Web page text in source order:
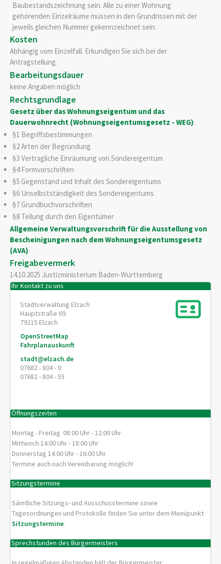
Baubestandszeichnung sein. Alle zu einer Wohnung
gehörenden Einzelräume müssen in den Grundrissen mit der
jeweils gleichen Nummer gekennzeichnet sein.
Kosten
Abhängig vom Einzelfall. Erkundigen Sie sich bei der
Antragstellung.
Bearbeitungsdauer
keine Angaben möglich
Rechtsgrundlage
Gesetz über das Wohnungseigentum und das
Dauerwohnrecht (Wohnungseigentumsgesetz - WEG):
§1 Begriffsbestimmungen
§2 Arten der Begründung
§3 Vertragliche Einräumung von Sondereigentum
§4 Formvorschriften
§5 Gegenstand und Inhalt des Sondereigentums
§6 Unselbstständigkeit des Sondereigentums
§7 Grundbuchvorschriften
§8 Teilung durch den Eigentümer
Allgemeine Verwaltungsvorschrift für die Ausstellung von
Bescheinigungen nach dem Wohnungseigentumsgesetz
(AVA)
Freigabevermerk
14.10.2025 Justizministerium Baden-Württemberg
Ihr Kontakt zu uns
Stadtverwaltung Elzach
Hauptstraße 69
79215 Elzach
OpenStreetMap
Fahrplanauskunft
stadt@elzach.de
07682 - 804 - 0
07682 - 804 - 55
Öffnungszeiten
Montag - Freitag 08:00 Uhr - 12:00 Uhr
Mittwoch 14:00 Uhr - 18:00 Uhr
Donnerstag 14:00 Uhr - 16:00 Uhr
Termine auch nach Vereinbarung möglich!
Sitzungstermine
Sämtliche Sitzungs- und Ausschusstermine sowie
Tagesordnungen und Protokolle finden Sie unter dem Menüpunkt
Sitzungstermine.
Sprechstunden des Bürgermeisters